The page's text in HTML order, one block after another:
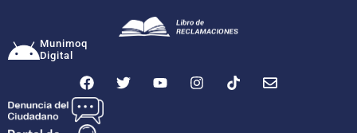
Munimoq
Digital